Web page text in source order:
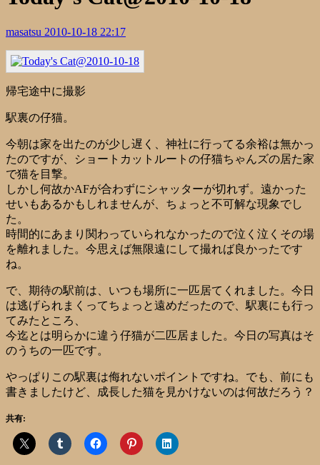
masatsu 2010-10-18 22:17
帰宅途中に撮影
駅裏の仔猫。
今朝は家を出たのが少し遅く、神社に行ってる余裕は無かっ
たのですが、ショートカットルートの仔猫ちゃんズの居た家
で猫を目撃。
しかし何故かAFが合わずにシャッターが切れず。遠かった
せいもあるかもしれませんが、ちょっと不可解な現象でし
た。
時間的にあまり関わっていられなかったので泣く泣くその場
を離れました。今思えば無限遠にして撮れば良かったです
ね。
で、期待の駅前は、いつも場所に一匹居てくれました。今日
は逃げられまくってちょっと遠めだったので、駅裏にも行っ
てみたところ、
今迄とは明らかに違う仔猫が二匹居ました。今日の写真はそ
のうちの一匹です。
やっぱりこの駅裏は侮れないポイントですね。でも、前にも
書きましたけど、成長した猫を見かけないのは何故だろう？
共有: